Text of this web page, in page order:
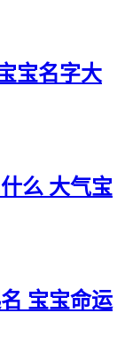
宝名字大
么 大气宝
宝宝命运